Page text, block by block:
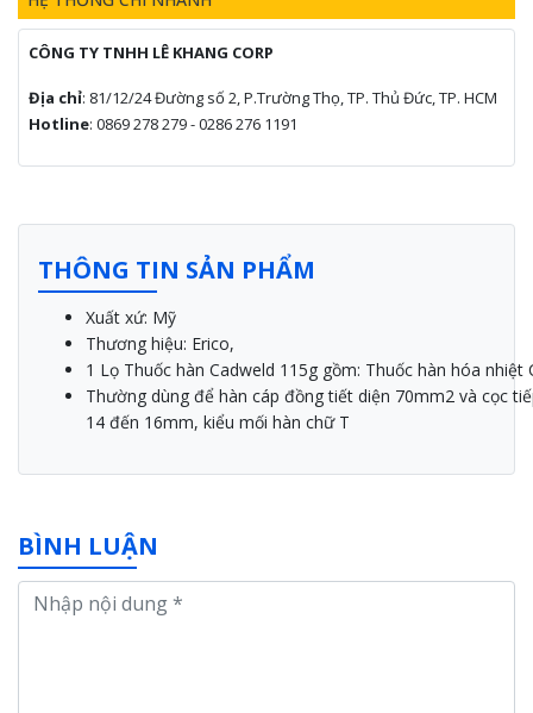
CÔNG TY TNHH LÊ KHANG CORP
Địa chỉ: 81/12/24 Đường số 2, P.Trường Thọ, TP. Thủ Đức, TP. HCM
Hotline: 0869 278 279 - 0286 276 1191
THÔNG TIN SẢN PHẨM
Xuất xứ: Mỹ
Thương hiệu: Erico,
1 Lọ Thuốc hàn Cadweld 115g gồm: Thuốc hàn hóa nhiệt
Thường dùng để hàn cáp đồng tiết diện 70mm2 và cọc
14 đến 16mm, kiểu mối hàn chữ T
BÌNH LUẬN